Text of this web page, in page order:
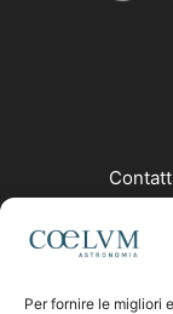
Per fornire le migliori